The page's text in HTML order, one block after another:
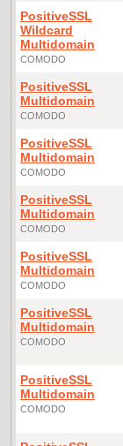
PositiveSSL
Wildcard
Multidomain
COMODO
PositiveSSL
Multidomain
COMODO
PositiveSSL
Multidomain
COMODO
PositiveSSL
Multidomain
COMODO
PositiveSSL
Multidomain
COMODO
PositiveSSL
Multidomain
COMODO
PositiveSSL
Multidomain
COMODO